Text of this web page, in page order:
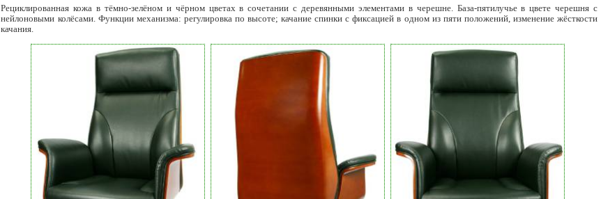
Рециклированная кожа в тёмно-зелёном и чёрном цветах в сочетании с деревянными элементами в черешне. База-пятилучье в цвете черешня с
нейлоновыми колёсами. Функции механизма: регулировка по высоте; качание спинки с фиксацией в одном из пяти положений, изменение жёсткости
качания.